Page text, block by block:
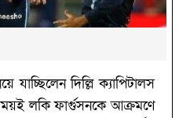
দিল্লি ক্যাপিটালস
লকি ফার্গুসনকে আক্রমণে